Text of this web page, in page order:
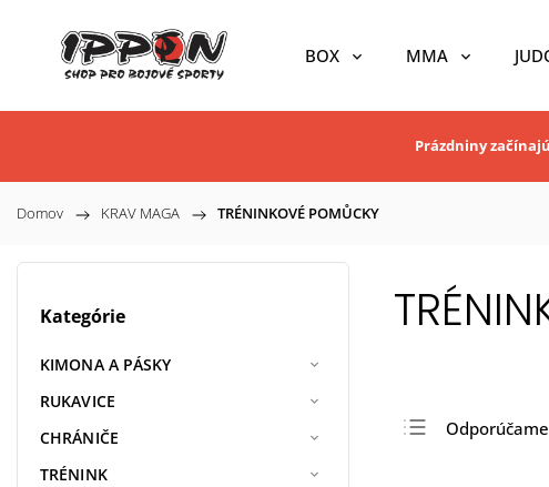
BOX MMA
Prázdniny
Domov / KRAV MAGA / TRÉNINKOVÉ POMŮCKY
Kategórie
KIMONA A PÁSKY
RUKAVICE
CHRÁNIČE
TRÉNINK
Odporúčame